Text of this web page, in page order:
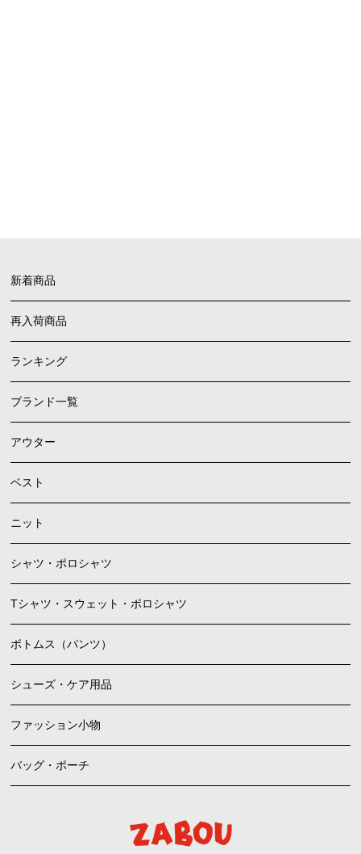
新着商品
再入荷商品
ランキング
ブランド一覧
アウター
ベスト
ニット
シャツ・ポロシャツ
Tシャツ・スウェット・ポロシャツ
ボトムス（パンツ）
シューズ・ケア用品
ファッション小物
バッグ・ポーチ